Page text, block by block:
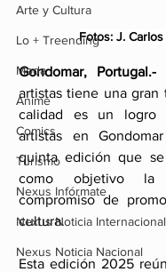
Arte y Cultura
Lo + Treending
Moda
Anime
Comics
Turismo
Nexus Infórmate
Nexus Noticia Internacional
Nexus Noticia Nacional
Fotos: J. Carlos
Gondomar,
artistas tiene una gran
calidad es un logro
artistas en
quinta edición que
como objetivo la
compromiso de
cultura.
Esta edición 2025